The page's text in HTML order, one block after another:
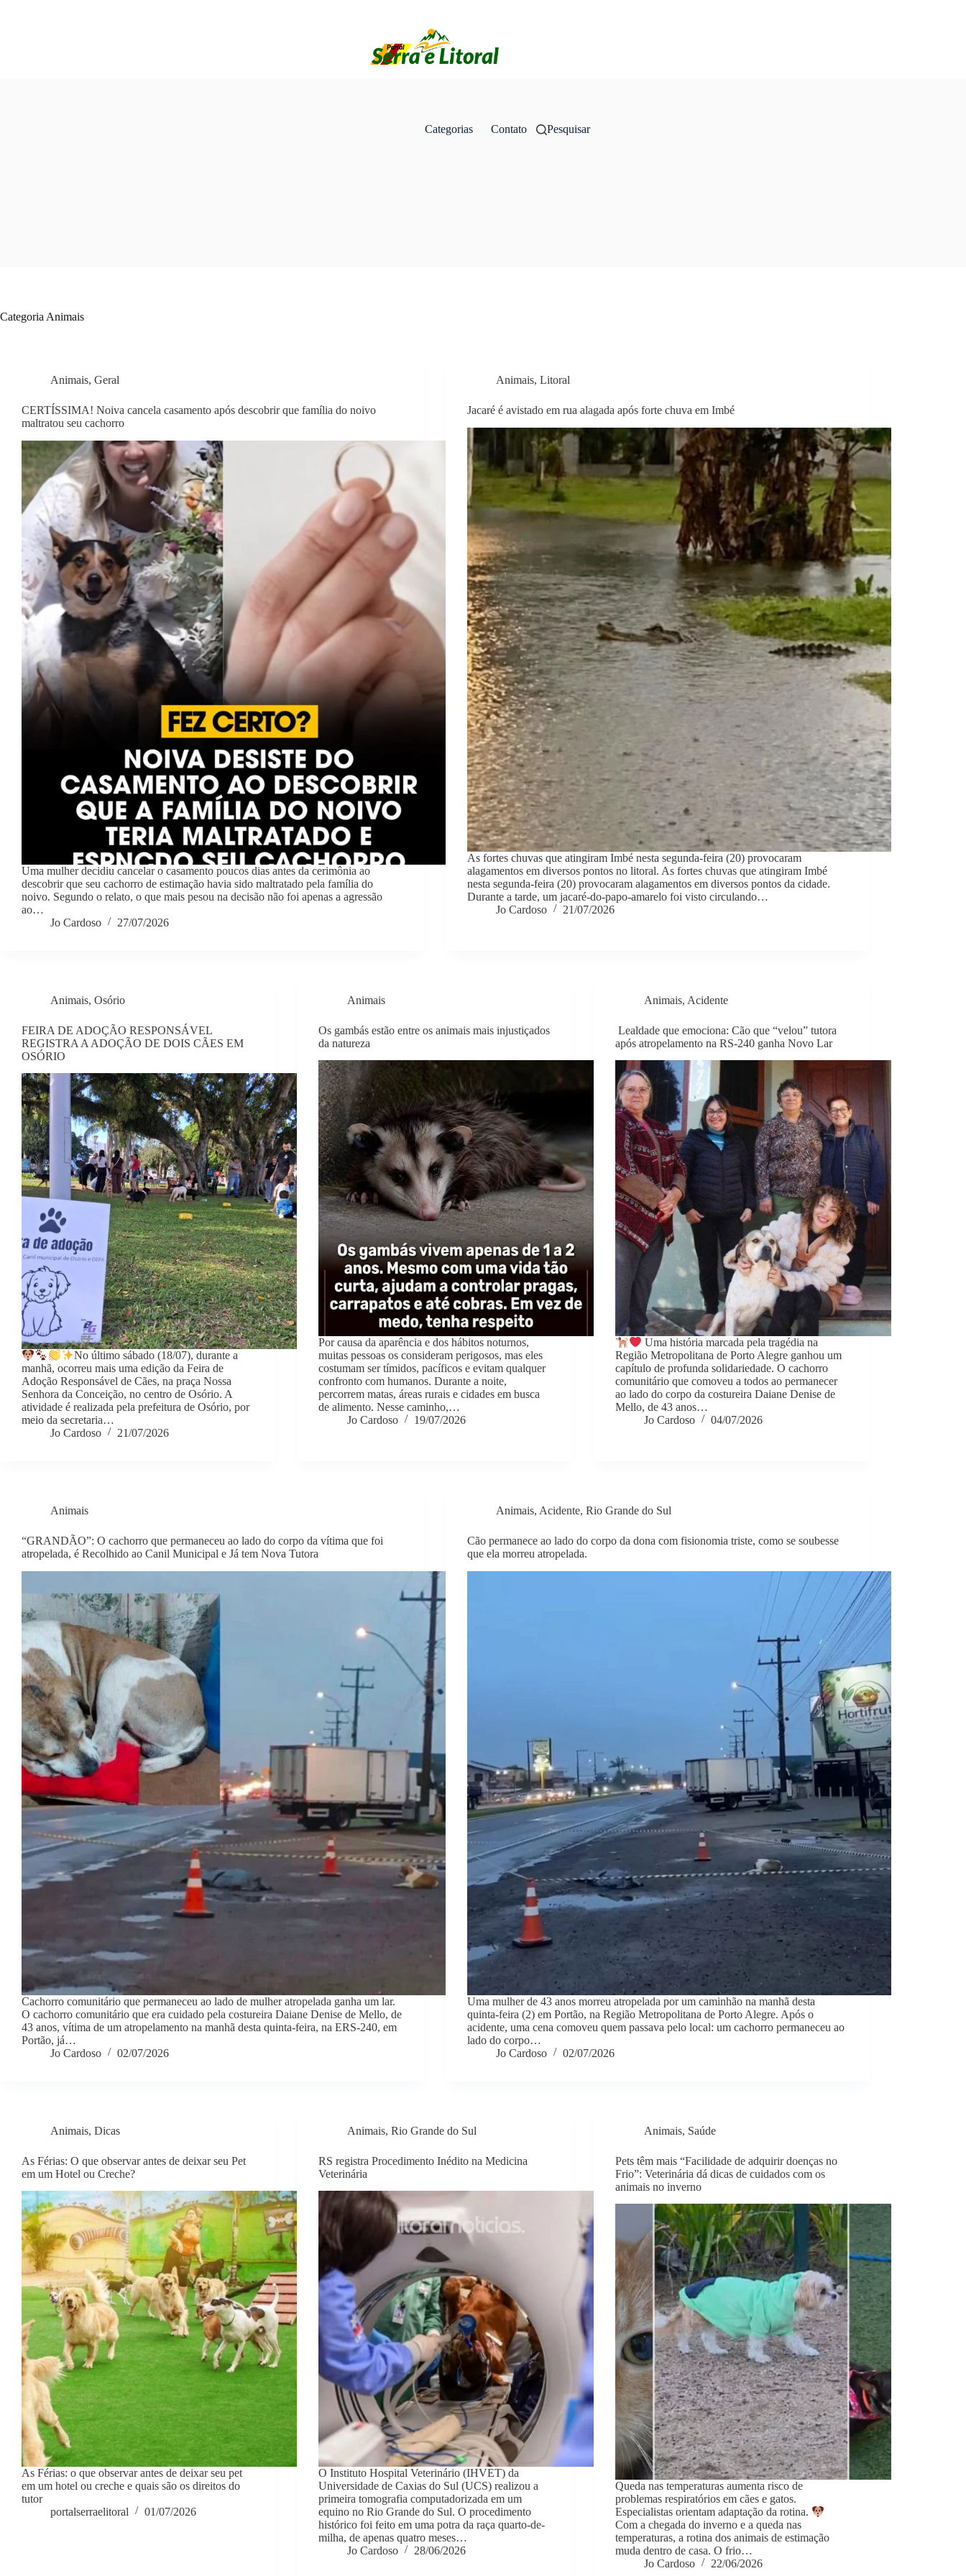
Categorias Contato Pesquisar
Categoria Animais
Animais, Geral
CERTÍSSIMA! Noiva cancela casamento após descobrir que família do noivo
maltratou seu cachorro
Uma mulher decidiu cancelar o casamento poucos dias antes da cerimônia ao
descobrir que seu cachorro de estimação havia sido maltratado pela família do
noivo. Segundo o relato, o que mais pesou na decisão não foi apenas a agressão
ao…
Jo Cardoso
27/07/2026
Animais, Litoral
Jacaré é avistado em rua alagada após forte chuva em Imbé
As fortes chuvas que atingiram Imbé nesta segunda-feira (20) provocaram
alagamentos em diversos pontos no litoral. As fortes chuvas que atingiram Imbé
nesta segunda-feira (20) provocaram alagamentos em diversos pontos da cidade.
Durante a tarde, um jacaré-do-papo-amarelo foi visto circulando…
Jo Cardoso
21/07/2026
Animais, Osório
FEIRA DE ADOÇÃO RESPONSÁVEL
REGISTRA A ADOÇÃO DE DOIS CÃES EM
OSÓRIO
No último sábado (18/07), durante a
manhã, ocorreu mais uma edição da Feira de
Adoção Responsável de Cães, na praça Nossa
Senhora da Conceição, no centro de Osório. A
atividade é realizada pela prefeitura de Osório, por
meio da secretaria…
Jo Cardoso
21/07/2026
Animais
Os gambás estão entre os animais mais injustiçados
da natureza
Por causa da aparência e dos hábitos noturnos,
muitas pessoas os consideram perigosos, mas eles
costumam ser tímidos, pacíficos e evitam qualquer
confronto com humanos. Durante a noite,
percorrem matas, áreas rurais e cidades em busca
de alimento. Nesse caminho,…
Jo Cardoso
19/07/2026
Animais, Acidente
Lealdade que emociona: Cão que “velou” tutora
após atropelamento na RS-240 ganha Novo Lar
​Uma história marcada pela tragédia na
Região Metropolitana de Porto Alegre ganhou um
capítulo de profunda solidariedade. O cachorro
comunitário que comoveu a todos ao permanecer
ao lado do corpo da costureira Daiane Denise de
Mello, de 43 anos…
Jo Cardoso
04/07/2026
Animais
“GRANDÃO”: O cachorro que permaneceu ao lado do corpo da vítima que foi
atropelada, é Recolhido ao Canil Municipal e Já tem Nova Tutora
Cachorro comunitário que permaneceu ao lado de mulher atropelada ganha um lar.
O cachorro comunitário que era cuidado pela costureira Daiane Denise de Mello, de
43 anos, vítima de um atropelamento na manhã desta quinta-feira, na ERS-240, em
Portão, já…
Jo Cardoso
02/07/2026
Animais, Acidente, Rio Grande do Sul
Cão permanece ao lado do corpo da dona com fisionomia triste, como se soubesse
que ela morreu atropelada.
Uma mulher de 43 anos morreu atropelada por um caminhão na manhã desta
quinta-feira (2) em Portão, na Região Metropolitana de Porto Alegre. Após o
acidente, uma cena comoveu quem passava pelo local: um cachorro permaneceu ao
lado do corpo…
Jo Cardoso
02/07/2026
Animais, Dicas
As Férias: O que observar antes de deixar seu Pet
em um Hotel ou Creche?
As Férias: o que observar antes de deixar seu pet
em um hotel ou creche e quais são os direitos do
tutor
portalserraelitoral
01/07/2026
Animais,Rio Grande do Sul
RS registra Procedimento Inédito na Medicina
Veterinária
O Instituto Hospital Veterinário (IHVET) da
Universidade de Caxias do Sul (UCS) realizou a
primeira tomografia computadorizada em um
equino no Rio Grande do Sul. O procedimento
histórico foi feito em uma potra da raça quarto-de-
milha, de apenas quatro meses…
Jo Cardoso
28/06/2026
Animais, Saúde
Pets têm mais “Facilidade de adquirir doenças no
Frio”: Veterinária dá dicas de cuidados com os
animais no inverno
Queda nas temperaturas aumenta risco de
problemas respiratórios em cães e gatos.
Especialistas orientam adaptação da rotina.
Com a chegada do inverno e a queda nas
temperaturas, a rotina dos animais de estimação
muda dentro de casa. O frio…
Jo Cardoso
22/06/2026